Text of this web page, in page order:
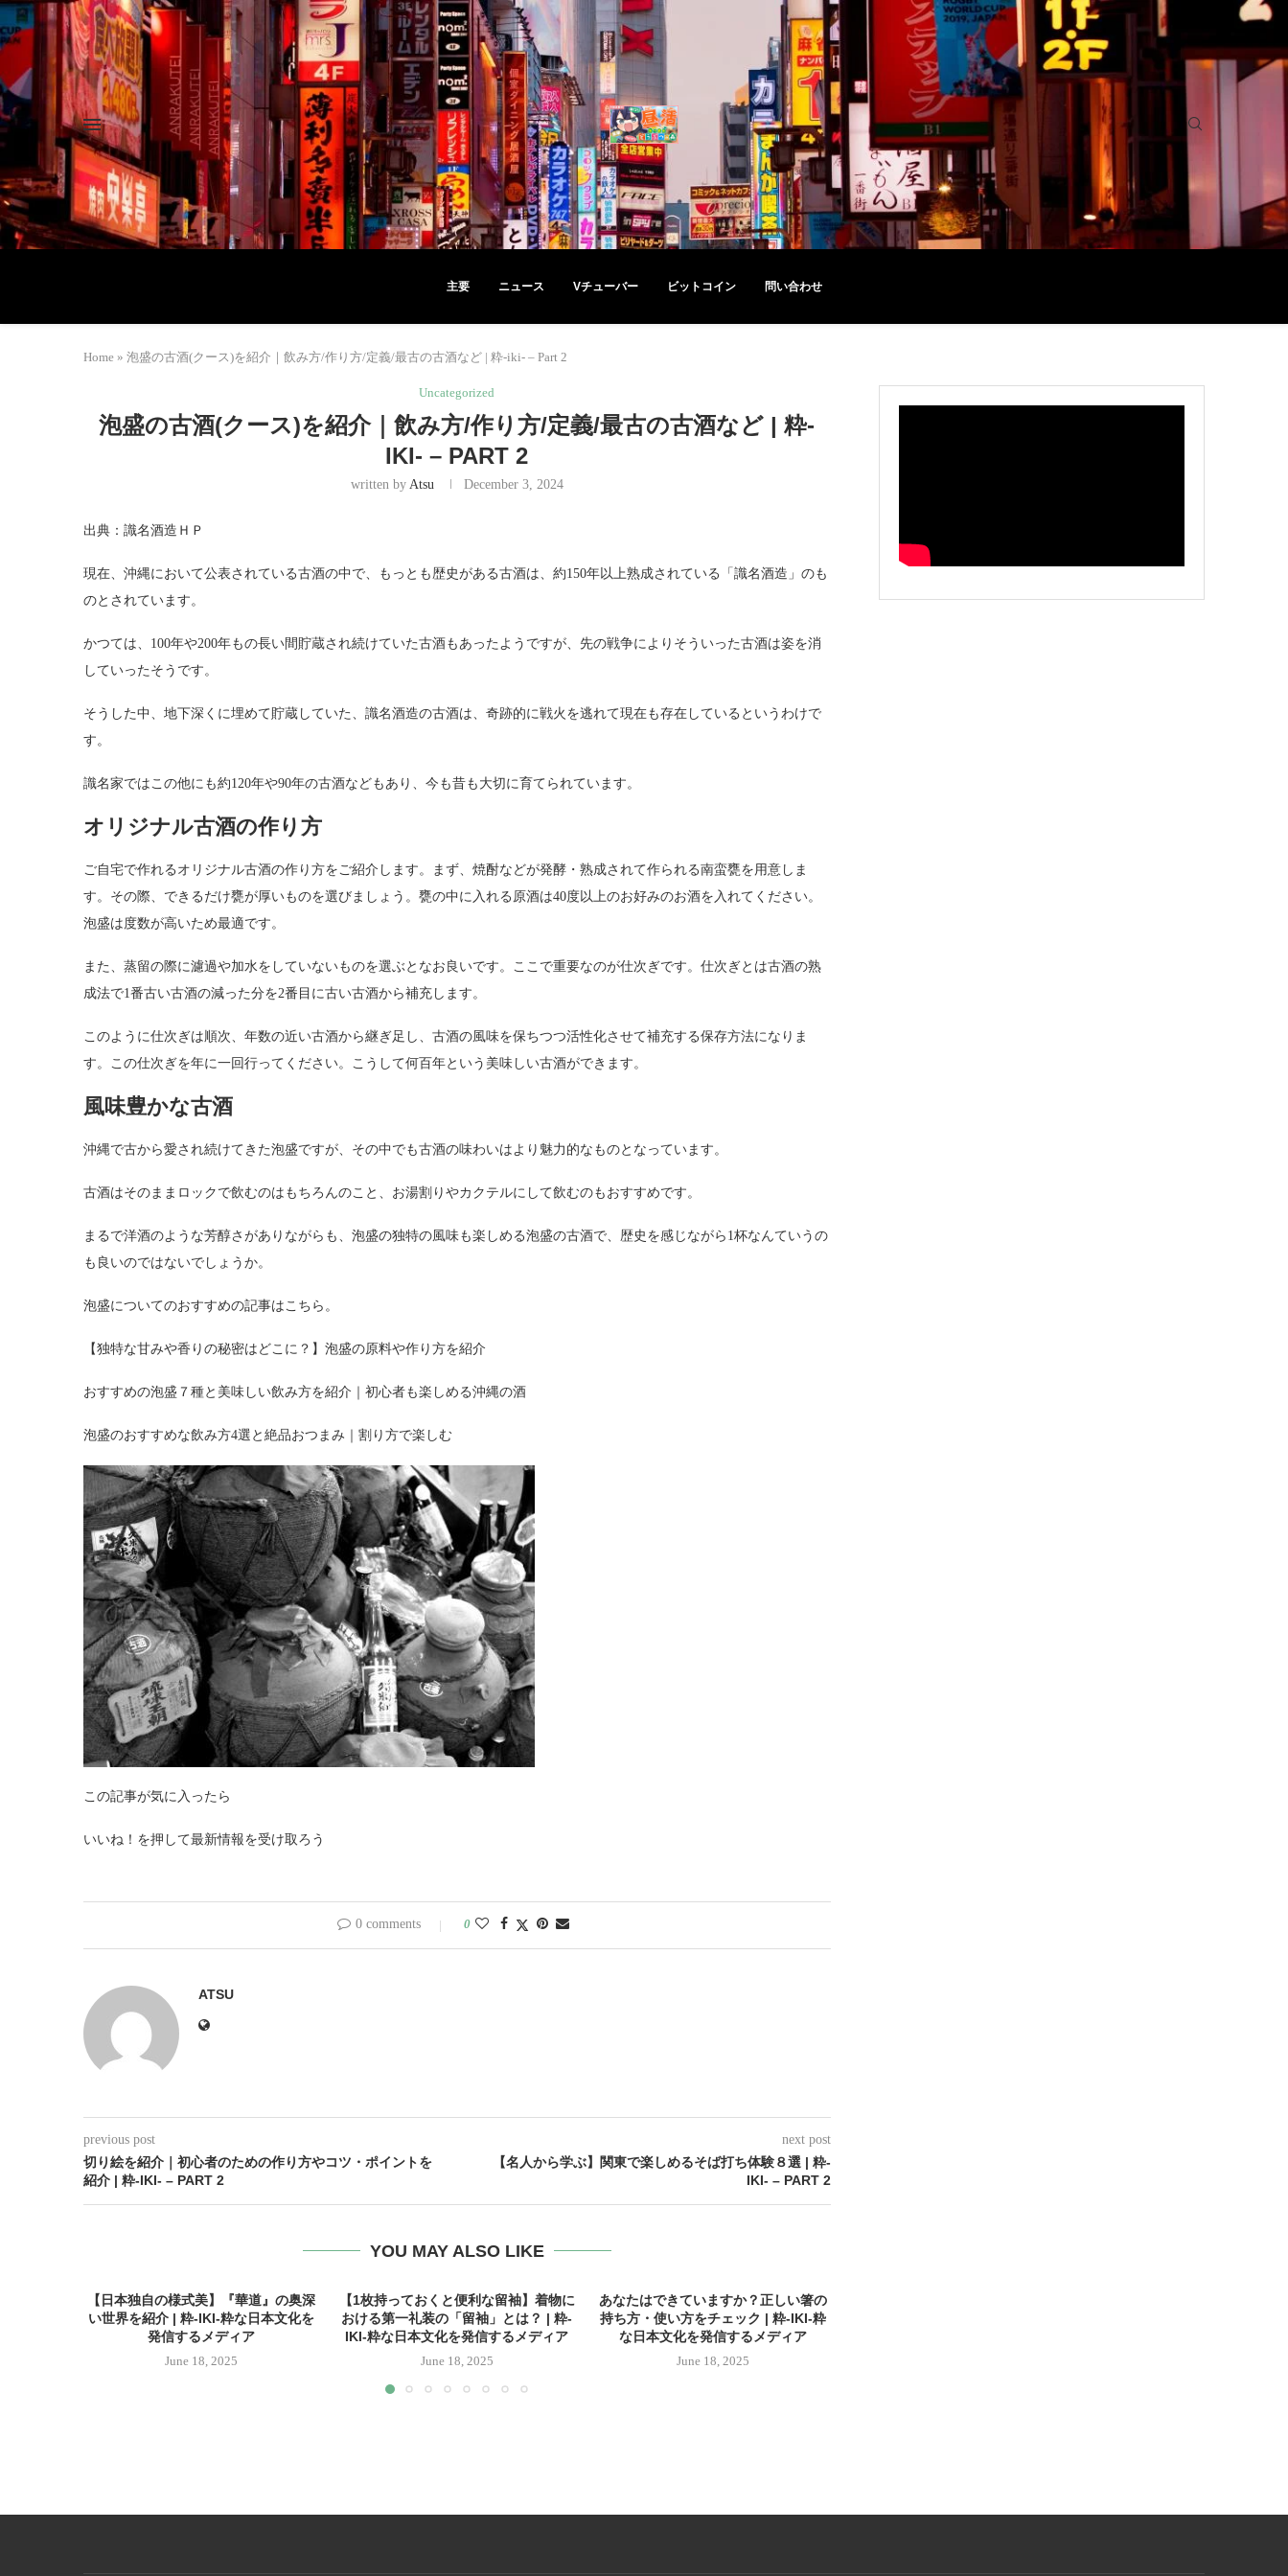
主要 ニュース Vチューバー ビットコイン 問い合わせ
Home » 泡盛の古酒(クース)を紹介｜飲み方/作り方/定義/最古の古酒など | 粋-iki- – Part 2
Uncategorized
泡盛の古酒(クース)を紹介｜飲み方/作り方/定義/最古の古酒など | 粋-
IKI- – PART 2
written by Atsu December 3, 2024
出典：識名酒造ＨＰ
現在、沖縄において公表されている古酒の中で、もっとも歴史がある古酒は、約150年以上熟成されている「識名酒造」のも
のとされています。
かつては、100年や200年もの長い間貯蔵され続けていた古酒もあったようですが、先の戦争によりそういった古酒は姿を消
していったそうです。
そうした中、地下深くに埋めて貯蔵していた、識名酒造の古酒は、奇跡的に戦火を逃れて現在も存在しているというわけで
す。
識名家ではこの他にも約120年や90年の古酒などもあり、今も昔も大切に育てられています。
オリジナル古酒の作り方
ご自宅で作れるオリジナル古酒の作り方をご紹介します。まず、焼酎などが発酵・熟成されて作られる南蛮甕を用意しま
す。その際、できるだけ甕が厚いものを選びましょう。甕の中に入れる原酒は40度以上のお好みのお酒を入れてください。
泡盛は度数が高いため最適です。
また、蒸留の際に濾過や加水をしていないものを選ぶとなお良いです。ここで重要なのが仕次ぎです。仕次ぎとは古酒の熟
成法で1番古い古酒の減った分を2番目に古い古酒から補充します。
このように仕次ぎは順次、年数の近い古酒から継ぎ足し、古酒の風味を保ちつつ活性化させて補充する保存方法になりま
す。この仕次ぎを年に一回行ってください。こうして何百年という美味しい古酒ができます。
風味豊かな古酒
沖縄で古から愛され続けてきた泡盛ですが、その中でも古酒の味わいはより魅力的なものとなっています。
古酒はそのままロックで飲むのはもちろんのこと、お湯割りやカクテルにして飲むのもおすすめです。
まるで洋酒のような芳醇さがありながらも、泡盛の独特の風味も楽しめる泡盛の古酒で、歴史を感じながら1杯なんていうの
も良いのではないでしょうか。
泡盛についてのおすすめの記事はこちら。
【独特な甘みや香りの秘密はどこに？】泡盛の原料や作り方を紹介
おすすめの泡盛７種と美味しい飲み方を紹介｜初心者も楽しめる沖縄の酒
泡盛のおすすめな飲み方4選と絶品おつまみ｜割り方で楽しむ
この記事が気に入ったら
いいね！を押して最新情報を受け取ろう
0 comments 0
ATSU
previous post
切り絵を紹介｜初心者のための作り方やコツ・ポイントを
紹介 | 粋-IKI- – PART 2
next post
【名人から学ぶ】関東で楽しめるそば打ち体験８選 | 粋-
IKI- – PART 2
YOU MAY ALSO LIKE
【日本独自の様式美】『華道』の奥深
い世界を紹介 | 粋-IKI-粋な日本文化を
発信するメディア
June 18, 2025
【1枚持っておくと便利な留袖】着物に
おける第一礼装の「留袖」とは？ | 粋-
IKI-粋な日本文化を発信するメディア
June 18, 2025
あなたはできていますか？正しい箸の
持ち方・使い方をチェック | 粋-IKI-粋
な日本文化を発信するメディア
June 18, 2025